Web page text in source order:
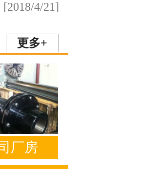
[2018/4/21]
更多+
厂房